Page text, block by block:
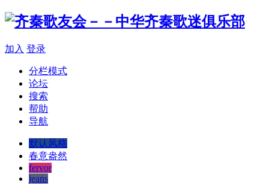
加入 登录
分栏模式
论坛
搜索
帮助
导航
默认风格
春意盎然
fervor
jeans